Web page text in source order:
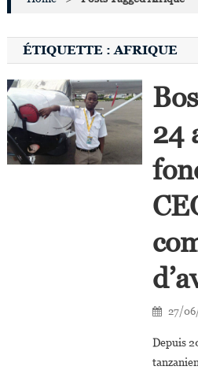
ÉTIQUETTE :AFRIQUE
24
27/
Depuis